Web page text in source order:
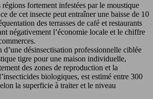
régions fortement infestées par le moustique
de cet insecte peut entraîner une baisse de 10
des terrasses de café et restaurants
négativement l’économie locale et le chiffre
d’une désinsectisation professionnelle ciblée
tigre pour une maison individuelle,
des zones de reproduction et la
biologiques, est estimé entre 300
la superficie à traiter et le niveau